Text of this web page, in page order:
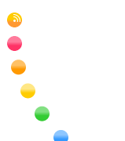
RSS
赤色の花のフリー写真素材
橙色の花のフリー写真素材
黄色の花のフリー写真素材
緑色の花のフリー写真素材